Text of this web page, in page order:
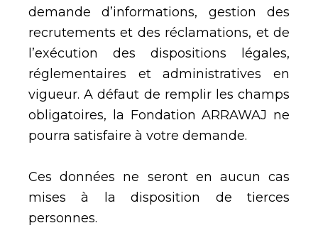
demande d’informations, gestion des
recrutements et des réclamations, et de
l’exécution des dispositions légales,
réglementaires et administratives en
vigueur. A défaut de remplir les champs
obligatoires, la Fondation ARRAWAJ ne
pourra satisfaire à votre demande.
Ces données ne seront en aucun cas
mises à la disposition de tierces
personnes.